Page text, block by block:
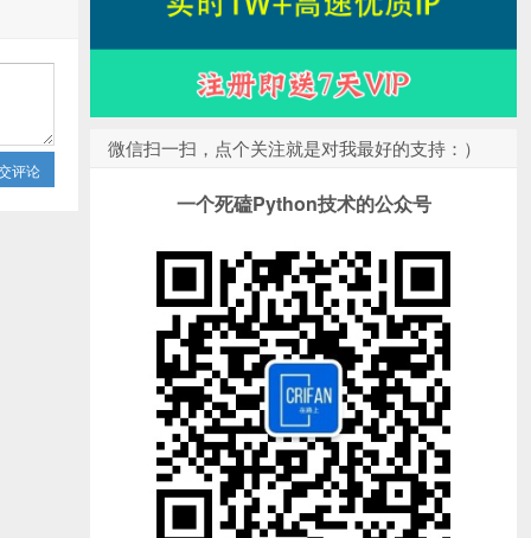
评论
微信扫一扫，点个关注就是对我最好的支持：）
一个死磕Python技术的公众号